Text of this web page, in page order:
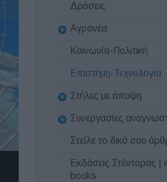
Δράσεις
Αγρονέα
Κοινωνία-Πολιτική
Επιστήμη-Τεχνολογία
Στήλες με άποψη
Συνεργασίες
Στείλε το δικό σου
Εκδόσεις Στέντορας |
books